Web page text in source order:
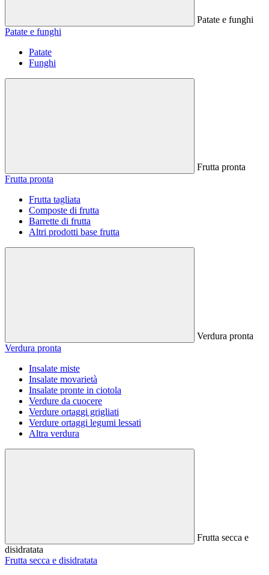
Patate e funghi
Patate e funghi
Patate
Funghi
Frutta pronta
Frutta pronta
Frutta tagliata
Composte di frutta
Barrette di frutta
Altri prodotti base frutta
Verdura pronta
Verdura pronta
Insalate miste
Insalate movarietà
Insalate pronte in ciotola
Verdure da cuocere
Verdure ortaggi grigliati
Verdure ortaggi legumi lessati
Altra verdura
Frutta secca e
disidratata
Frutta secca e disidratata